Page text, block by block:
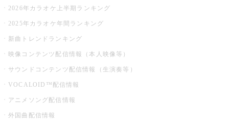
2026年カラオケ上半期ランキング
2025年カラオケ年間ランキング
新曲トレンドランキング
映像コンテンツ配信情報（本人映像等）
サウンドコンテンツ配信情報（生演奏等）
VOCALOID™配信情報
アニメソング配信情報
外国曲配信情報